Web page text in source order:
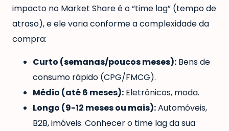
impacto no Market Share é o “time lag” (tempo de
atraso), e ele varia conforme a complexidade da
compra:
Curto (semanas/poucos meses): Bens de
consumo rápido (CPG/FMCG).
Médio (até 6 meses): Eletrônicos, moda.
Longo (9-12 meses ou mais):Automóveis,
B2B, imóveis. Conhecer o time lag da sua